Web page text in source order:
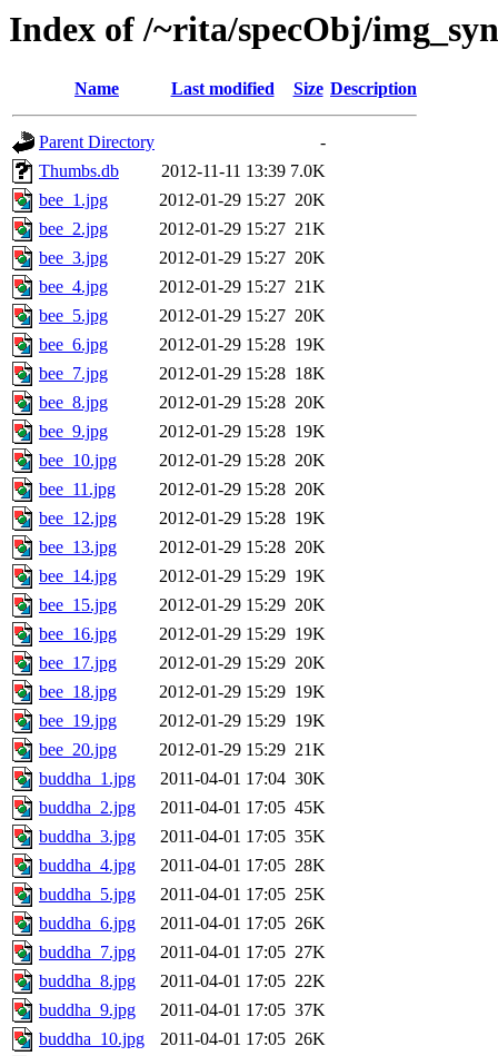
Index of /~rita/specObj/
Name Last modified Size Description
Parent Directory
-
Thumbs.db
2012-11-11 13:39 7.0K
bee_1.jpg
2012-01-29 15:27 20K
bee_2.jpg
2012-01-29 15:27 21K
bee_3.jpg
2012-01-29 15:27 20K
bee_4.jpg
2012-01-29 15:27 21K
bee_5.jpg
2012-01-29 15:27 20K
bee_6.jpg
2012-01-29 15:28 19K
bee_7.jpg
2012-01-29 15:28 18K
bee_8.jpg
2012-01-29 15:28 20K
bee_9.jpg
2012-01-29 15:28 19K
bee_10.jpg
2012-01-29 15:28 20K
bee_11.jpg
2012-01-29 15:28 20K
bee_12.jpg
2012-01-29 15:28 19K
bee_13.jpg
2012-01-29 15:28 20K
bee_14.jpg
2012-01-29 15:29 19K
bee_15.jpg
2012-01-29 15:29 20K
bee_16.jpg
2012-01-29 15:29 19K
bee_17.jpg
2012-01-29 15:29 20K
bee_18.jpg
2012-01-29 15:29 19K
bee_19.jpg
2012-01-29 15:29 19K
bee_20.jpg
2012-01-29 15:29 21K
buddha_1.jpg
2011-04-01 17:04 30K
buddha_2.jpg
2011-04-01 17:05 45K
buddha_3.jpg
2011-04-01 17:05 35K
buddha_4.jpg
2011-04-01 17:05 28K
buddha_5.jpg
2011-04-01 17:05 25K
buddha_6.jpg
2011-04-01 17:05 26K
buddha_7.jpg
2011-04-01 17:05 27K
buddha_8.jpg
2011-04-01 17:05 22K
buddha_9.jpg
2011-04-01 17:05 37K
buddha_10.jpg
2011-04-01 17:05 26K